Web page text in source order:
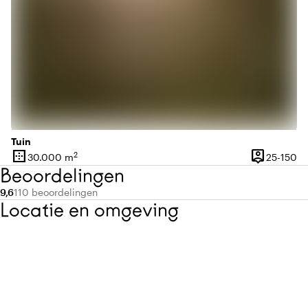
Tuin
border_outer
Oppervlakte
30.000 m2 person_pin
Capaciteit
25-150
Beoordelingen
Gemiddelde beoordeling van 9,6 uit 10
9,6Aantal beoordelingen: 110
110 beoordelingen
Locatie en omgeving